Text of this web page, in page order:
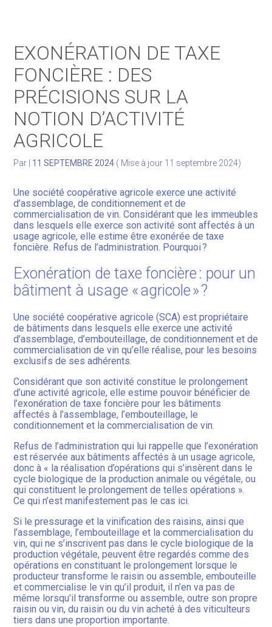
Développer votre activité
Gérer votre patrimoine
Facturation Électronique
EXONÉRATION DE TAXE
FONCIÈRE : DES
PRÉCISIONS SUR LA
NOTION D’ACTIVITÉ
AGRICOLE
Par 11 SEPTEMBRE 2024 ( Mise à jour 11 septembre 2024)
Une société coopérative agricole exerce une activité
d’assemblage, de conditionnement et de
commercialisation de vin. Considérant que les immeubles
dans lesquels elle exerce son activité sont affectés à un
usage agricole, elle estime être exonérée de taxe
foncière. Refus de l’administration. Pourquoi ?
Exonération de taxe foncière : pour un
bâtiment à usage « agricole » ?
Une société coopérative agricole (SCA) est propriétaire
de bâtiments dans lesquels elle exerce une activité
d’assemblage, d’embouteillage, de conditionnement et de
commercialisation de vin qu’elle réalise, pour les besoins
exclusifs de ses adhérents.
Considérant que son activité constitue le prolongement
d’une activité agricole, elle estime pouvoir bénéficier de
l’exonération de taxe foncière pour les bâtiments
affectés à l’assemblage, l’embouteillage, le
conditionnement et la commercialisation de vin.
Refus de l’administration qui lui rappelle que l’exonération
est réservée aux bâtiments affectés à un usage agricole,
donc à « la réalisation d’opérations qui s’insèrent dans le
cycle biologique de la production animale ou végétale, ou
qui constituent le prolongement de telles opérations ».
Ce qui n’est manifestement pas le cas ici.
Si le pressurage et la vinification des raisins, ainsi que
l’assemblage, l’embouteillage et la commercialisation du
vin, qui ne s’inscrivent pas dans le cycle biologique de la
production végétale, peuvent être regardés comme des
opérations en constituant le prolongement lorsque le
producteur transforme le raisin ou assemble, embouteille
et commercialise le vin qu’il produit, il n’en va pas de
même lorsqu’il transforme ou assemble, outre son propre
raisin ou vin, du raisin ou du vin acheté à des viticulteurs
tiers dans une proportion importante.